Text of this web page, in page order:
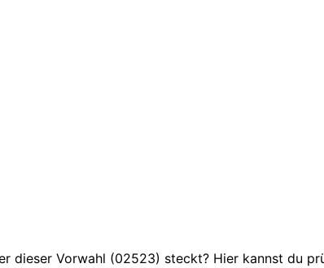
dieser Vorwahl (02523) steckt? Hier kannst du